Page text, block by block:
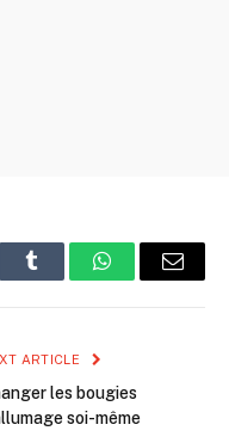
Tumblr WhatsAppEmail
ARTICLE
les bougies
soi-même